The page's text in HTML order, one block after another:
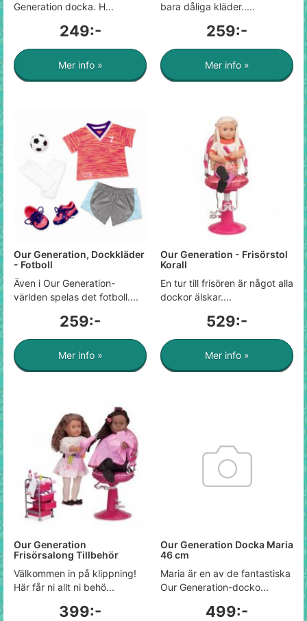
Generation docka. H...
249:-
Mer info »
bara dåliga kläder.....
259:-
Mer info »
Our Generation, Dockkläder
- Fotboll
Även i Our Generation-
världen spelas det fotboll....
259:-
Mer info »
Our Generation - Frisörstol
Korall
En tur till frisören är något alla
dockor älskar....
529:-
Mer info »
Our Generation
Frisörsalong Tillbehör
Välkommen in på klippning!
Här får ni allt ni behö...
399:-
Our Generation Docka Maria
46 cm
Maria är en av de fantastiska
Our Generation-docko...
499:-